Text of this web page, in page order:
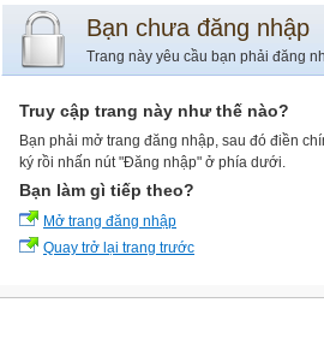
Bạn chưa đăng nhập
Trang này yêu cầu bạn phải đăng
Truy cập trang này như thế nào?
Bạn phải mở trang đăng nhập, sau đó điền
ký rồi nhấn nút "Đăng nhập" ở phía dưới.
Bạn làm gì tiếp theo?
Mở trang đăng nhập
Quay trở lại trang trước